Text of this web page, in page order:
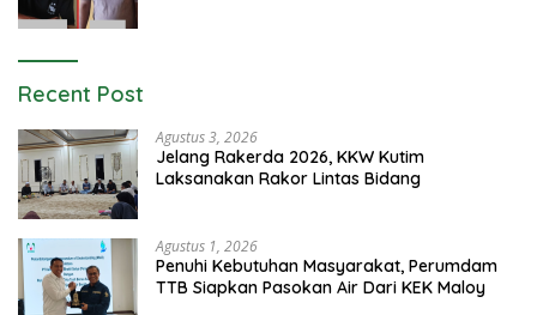
Recent Post
Agustus 3, 2026
Jelang Rakerda 2026, KKW Kutim
Laksanakan Rakor Lintas Bidang
Agustus 1, 2026
Penuhi Kebutuhan Masyarakat, Perumdam
TTB Siapkan Pasokan Air Dari KEK Maloy